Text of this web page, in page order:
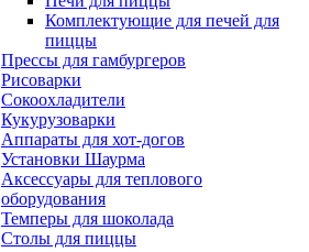
Комплектующие для печей для
пиццы
Прессы для гамбургеров
Рисоварки
Сокоохладители
Кукурузоварки
Аппараты для хот-догов
Установки Шаурма
Аксессуары для теплового
оборудования
Темперы для шоколада
Столы для пиццы